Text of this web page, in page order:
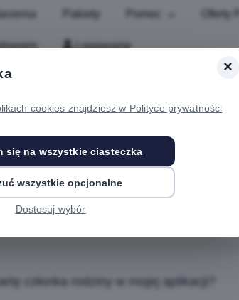
Pakiety Pomoc Oferty
Logowanie
może korzystać na swoim telefonie
członka rodziny w mojej aplikacji?
×
cookies znajdziesz w Polityce prywatności
się na wszystkie ciasteczka
wszystkie opcjonalne
Dostosuj wybór